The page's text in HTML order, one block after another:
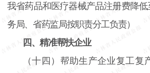
我省药品和医疗器械产品注册费降
务局、省药监局按职责分工负责）
四、精准帮扶企业
（十四）帮助生产企业复工复